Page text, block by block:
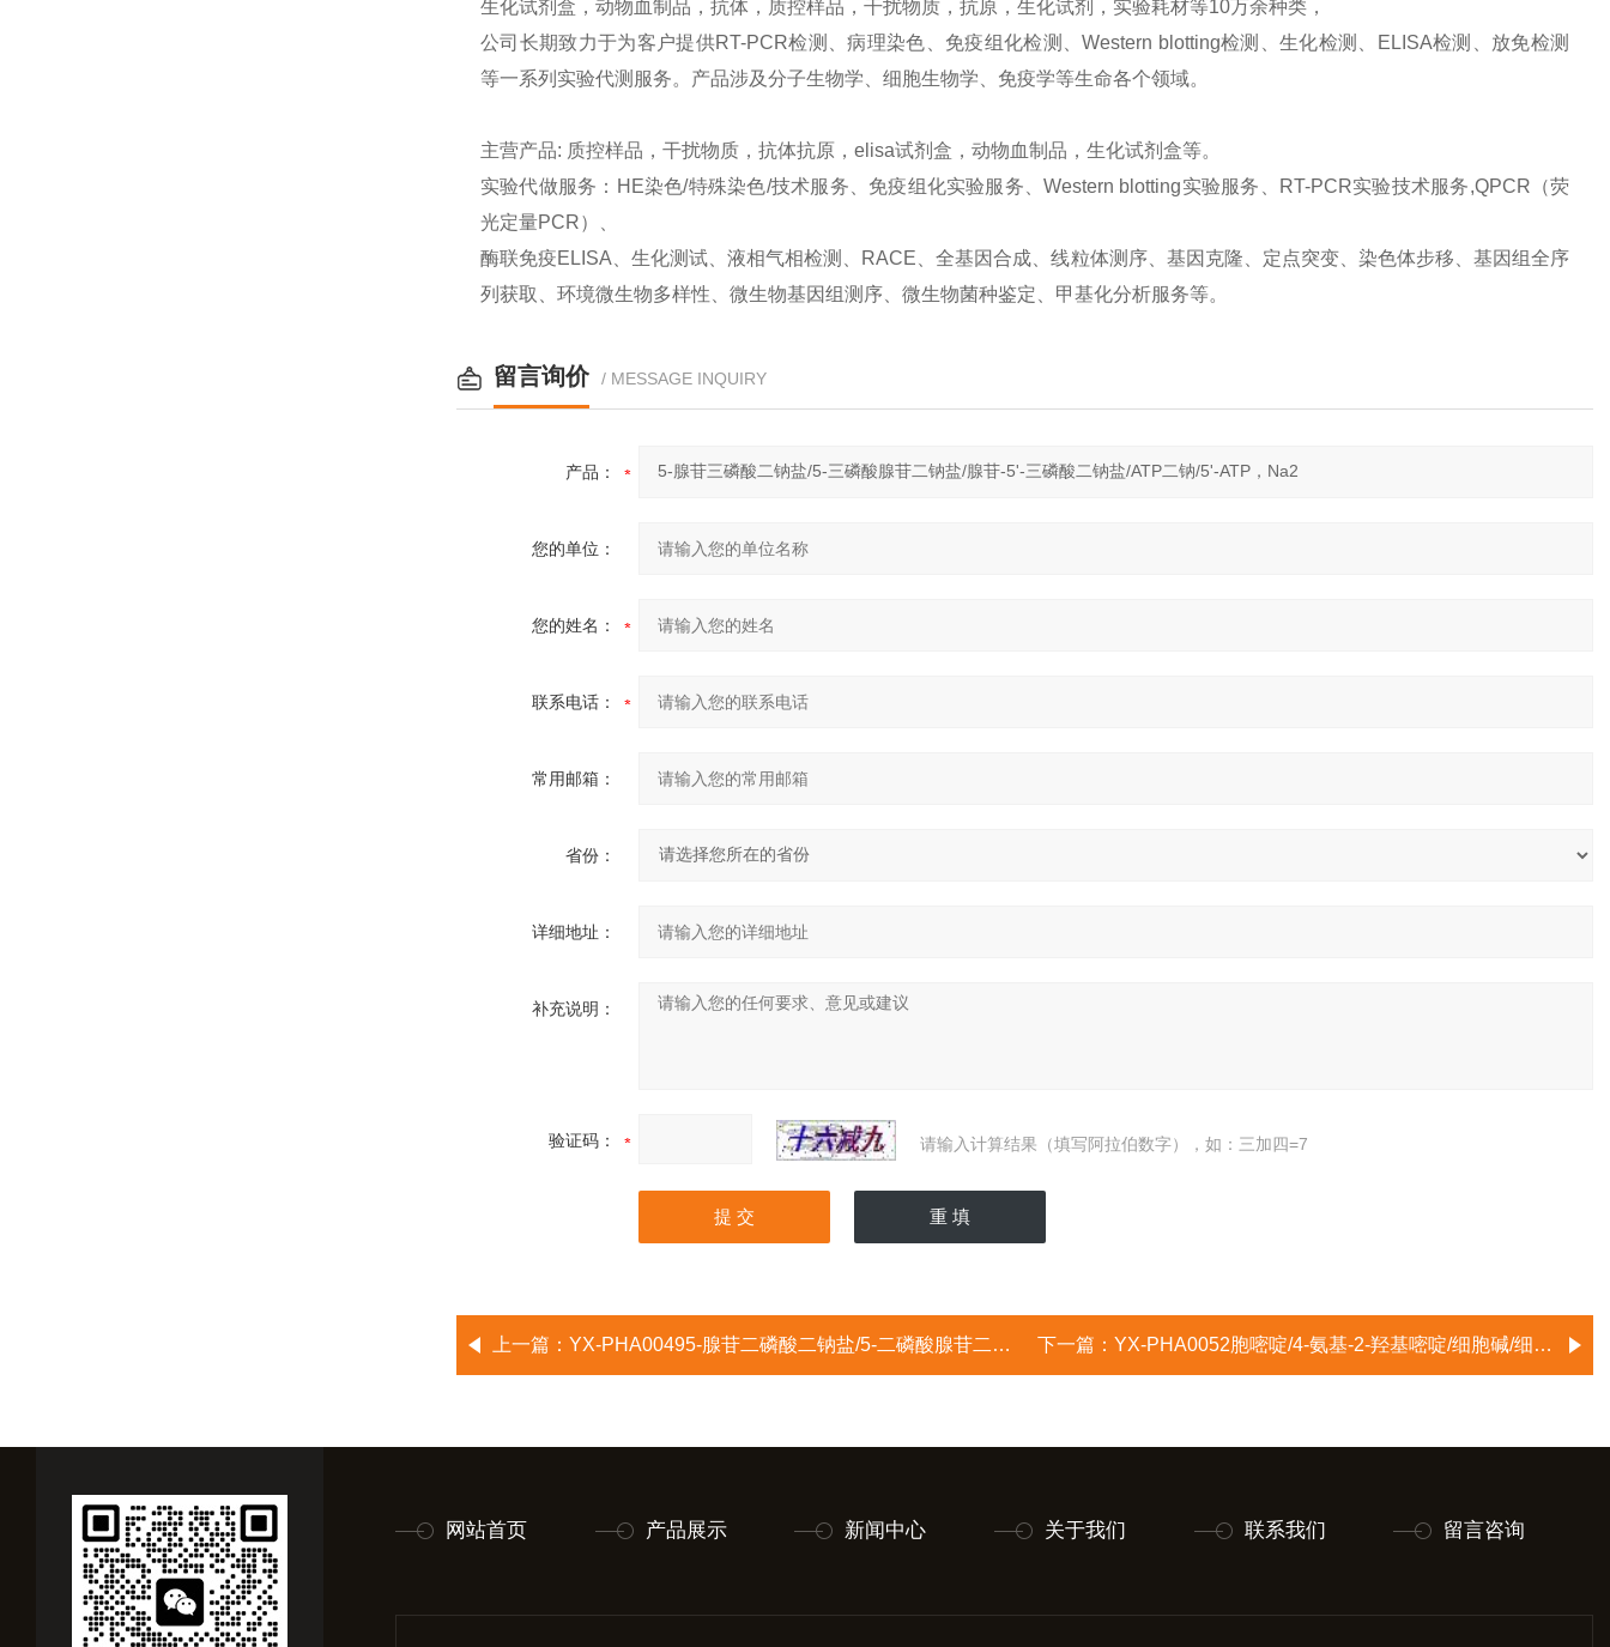
生化试剂盒，动物血制品，抗体，质控样品，干扰物质，抗原，生化试剂，实验耗材等10万余种类，
公司长期致力于为客户提供RT-PCR检测、病理染色、免疫组化检测、Western blotting检测、生化检测、ELISA检测、放免检测
等一系列实验代测服务。产品涉及分子生物学、细胞生物学、免疫学等生命各个领域。
主营产品: 质控样品，干扰物质，抗体抗原，elisa试剂盒，动物血制品，生化试剂盒等。
实验代做服务：HE染色/特殊染色/技术服务、免疫组化实验服务、Western blotting实验服务、RT-PCR实验技术服务,QPCR（荧
光定量PCR）、
酶联免疫ELISA、生化测试、液相气相检测、RACE、全基因合成、线粒体测序、基因克隆、定点突变、染色体步移、基因组全序
列获取、环境微生物多样性、微生物基因组测序、微生物菌种鉴定、甲基化分析服务等。
留言询价 / MESSAGE INQUIRY
产品：
您的单位：
您的姓名：
联系电话：
常用邮箱：
省份：
详细地址：
补充说明：
验证码： 请输入计算结果（填写阿拉伯数字），如：三加四=7
上一篇： YX-PHA00495-腺苷二磷酸二钠盐/5-二磷酸腺苷二钠盐/焦磷酸腺苷/ADP钠盐/5'-ADP，Na2 下一篇： YX-PHA0052胞嘧啶/4-氨基-2-羟基嘧啶/细胞碱/细胞嘧啶/氧胞嘧啶/胞嗪/4-氨基-2(1H)嘧啶酮/Cytosine
网站首页 产品展示 新闻中心 关于我们 联系我们 留言咨询